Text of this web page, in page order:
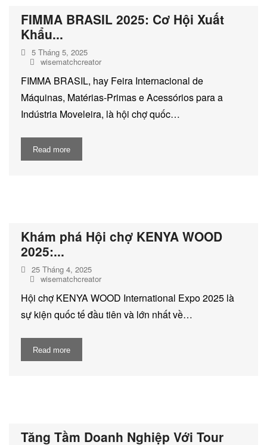
FIMMA BRASIL 2025: Cơ Hội Xuất
Khẩu...
5 Tháng 5, 2025
wisematchcreator
FIMMA BRASIL, hay Feira Internacional de
Máquinas, Matérias-Primas e Acessórios para a
Indústria Moveleira, là hội chợ quốc…
Read more
Khám phá Hội chợ KENYA WOOD
2025:...
25 Tháng 4, 2025
wisematchcreator
Hội chợ KENYA WOOD International Expo 2025 là
sự kiện quốc tế đầu tiên và lớn nhất về…
Read more
Tăng Tầm Doanh Nghiệp Với Tour